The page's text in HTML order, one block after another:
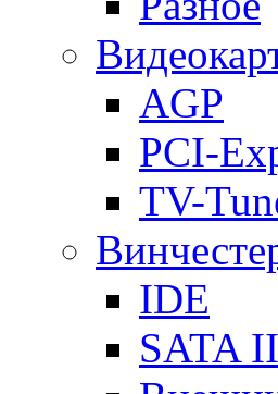
AGP
PCI-
TV-
IDE
SATA II